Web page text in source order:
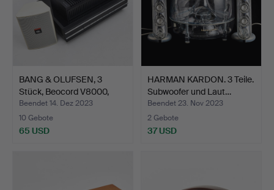
BANG & OLUFSEN, 3
Stück, Beocord V8000,
Be…
Beendet 14. Dez 2023
10 Gebote
65 USD
HARMAN KARDON. 3 Teile.
Subwoofer und Laut…
Beendet 23. Nov 2023
2 Gebote
37 USD